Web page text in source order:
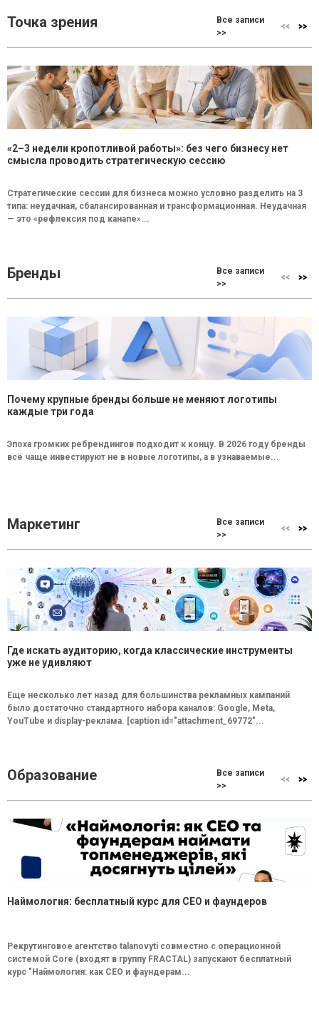
Точка зрения
Все записи
>>
«2–3 недели кропотливой работы»: без чего бизнесу нет
смысла проводить стратегическую сессию
Стратегические сессии для бизнеса можно условно разделить на 3
типа: неудачная, сбалансированная и трансформационная. Неудачная
— это «рефлексия под канапе»...
Бренды
Все записи
>>
Почему крупные бренды больше не меняют логотипы
каждые три года
Эпоха громких ребрендингов подходит к концу. В 2026 году бренды
всё чаще инвестируют не в новые логотипы, а в узнаваемые...
Маркетинг
Все записи
>>
Где искать аудиторию, когда классические инструменты
уже не удивляют
Еще несколько лет назад для большинства рекламных кампаний
было достаточно стандартного набора каналов: Google, Meta,
YouTube и display-реклама. [caption id="attachment_69772"...
Образование
Все записи
>>
Наймология: бесплатный курс для CEO и фаундеров
Рекрутинговое агентство talanovyti совместно с операционной
системой Core (входят в группу FRACTAL) запускают бесплатный
курс "Наймология: как СEO и фаундерам...